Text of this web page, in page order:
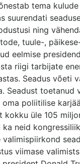
tema
suurendati
ning
tuule-,
eelmise
riigi tarbijate
Seadus võeti
Seadust toetanud
oma poliitilise
kokku üle 105
ka neid
valimispiirkond
viimase